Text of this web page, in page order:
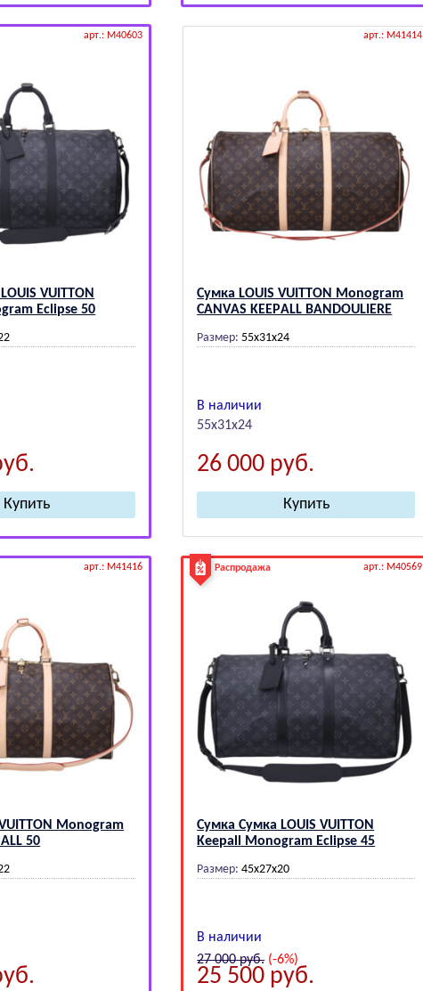
арт.: M40603
VUIТТОN
Eclipse 50
арт.: M41414
Сумка LОUIS VUIТТОN Mоnоgrаm
CАNVАS KЕЕPАLL BАNDОULIЕRЕ
Размер: 55х31х24
В наличии
55х31х24
26 000 руб.
арт.: M41416
Mоnоgrаm
50
Распродажа арт.: M40569
Сумка Сумка LОUIS VUIТТОN
Kееpаll Monogram Eclipse 45
Размер: 45х27х20
В наличии
27 000руб.(-6%)
25 500 руб.